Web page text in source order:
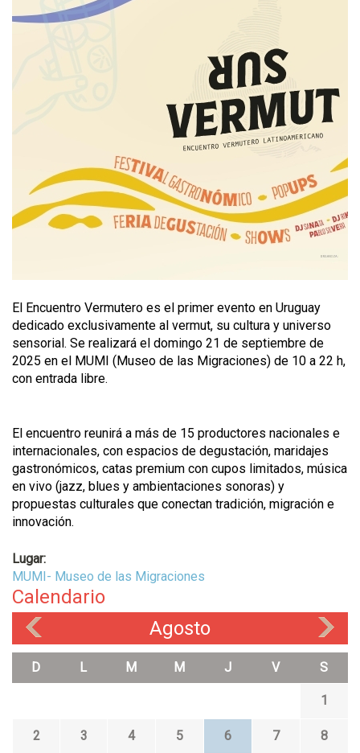
El Encuentro Vermutero es el primer evento en Uruguay
dedicado exclusivamente al vermut, su cultura y universo
sensorial. Se realizará el domingo 21 de septiembre de
2025 en el MUMI (Museo de las Migraciones) de 10 a 22 h,
con entrada libre.
El encuentro reunirá a más de 15 productores nacionales e
internacionales, con espacios de degustación, maridajes
gastronómicos, catas premium con cupos limitados, música
en vivo (jazz, blues y ambientaciones sonoras) y
propuestas culturales que conectan tradición, migración e
innovación.
Lugar:
MUMI- Museo de las Migraciones
Calendario
Agosto
D L M M J V S
1
2 3 4 5 6 7 8